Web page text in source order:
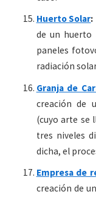
Huerto Solar:
de un huerto
paneles
radiación
Granja de
creación de
(cuyo arte se
tres niveles
dicha, el
Empresa de
creación de